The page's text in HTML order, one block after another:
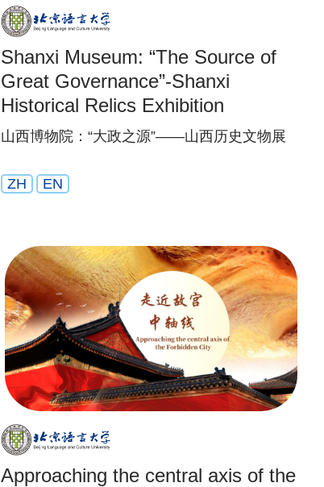
Shanxi Museum: “The Source of
Great Governance”-Shanxi
Historical Relics Exhibition
山西博物院：“大政之源”——山西历史文物展
ZH EN
Approaching the central axis of the